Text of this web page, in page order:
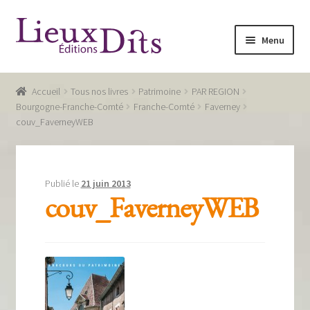
Aller
à
navigation
Aller
au
Menu
Accueil
Commande
Mentions légales / Données personnelles
Recevoir notre newsletter
Accueil Tous nos livres Patrimoine
PAR REGION
Bourgogne-Franche-Comté
Franche-Comté
Faverney
couv_FaverneyWEB
Publié le 21 juin 2013
couv_FaverneyWEB